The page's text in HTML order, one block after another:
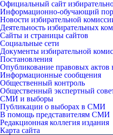
Официальный сайт
Информационно-обучающий
Новости избирательной
Деятельность избирательных
Сайты и страницы сайтов
Социальные сети
Документы избирательной
Постановления
Опубликование правовых
Информационные сообщения
Общественный контроль
Общественный экспертный
СМИ и выборы
Публикации о выборах в СМИ
В помощь представителям СМИ
Редакционная коллегия издания
Карта сайта